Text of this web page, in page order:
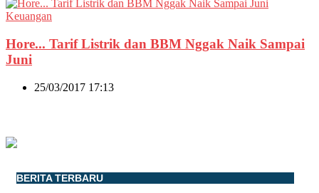
Keuangan
Hore... Tarif Listrik dan BBM Nggak Naik Sampai
Juni
25/03/2017 17:13
BERITA TERBARU